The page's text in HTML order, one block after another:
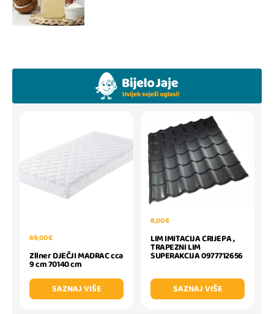
69,00 €
Zllner DJEČJI MADRAC cca
9 cm 70140 cm
SAZNAJ VIŠE
8,00 €
LIM IMITACIJA CRIJEPA ,
TRAPEZNI LIM
SUPERAKCIJA 0977712656
SAZNAJ VIŠE